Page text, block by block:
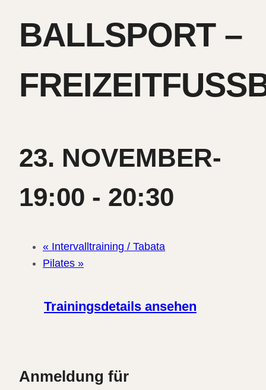
BALLSPORT –
23. NOVEMBER-
19:00 - 20:30
« Intervalltraining / Tabata
Pilates »
Trainingsdetails ansehen
Anmeldung für